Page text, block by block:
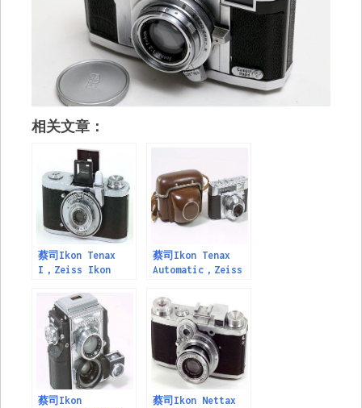
相关文章：
蔡司Ikon Tenax
I，Zeiss Ikon
蔡司Ikon Tenax
Automatic，Zeiss
Automatic
蔡司Ikon
蔡司Ikon Nettax